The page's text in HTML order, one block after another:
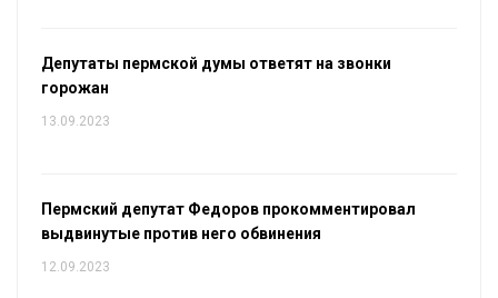
Депутаты пермской думы ответят на звонки
горожан
13.09.2023
Пермский депутат Федоров прокомментировал
выдвинутые против него обвинения
12.09.2023